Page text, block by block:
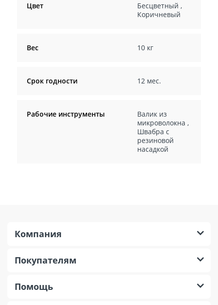
Цвет Бесцветный ,
Коричневый
Вес 10 кг
Срок годности 12 мес.
Рабочие инструменты
Валик из
микроволокна ,
Швабра с
резиновой
насадкой
Компания
Покупателям
Помощь